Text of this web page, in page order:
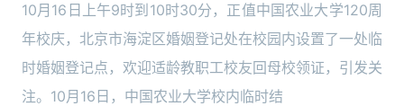
10月16日上午9时到10时30分，正值中国农业大学120周
年校庆，北京市海淀区婚姻登记处在校园内设置了一处临
时婚姻登记点，欢迎适龄教职工校友回母校领证，引发关
注。10月16日，中国农业大学校内临时结